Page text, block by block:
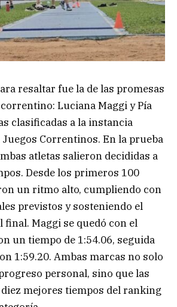
resaltar fue la de las promesas
Luciana Maggi y Pía
clasificadas a la instancia
Correntinos. En la prueba
atletas salieron decididas a
Desde los primeros 100
un ritmo alto, cumpliendo con
previstos y sosteniendo el
final. Maggi se quedó con el
un tiempo de 1:54.06, seguida
1:59.20. Ambas marcas no solo
personal, sino que las
mejores tiempos del ranking